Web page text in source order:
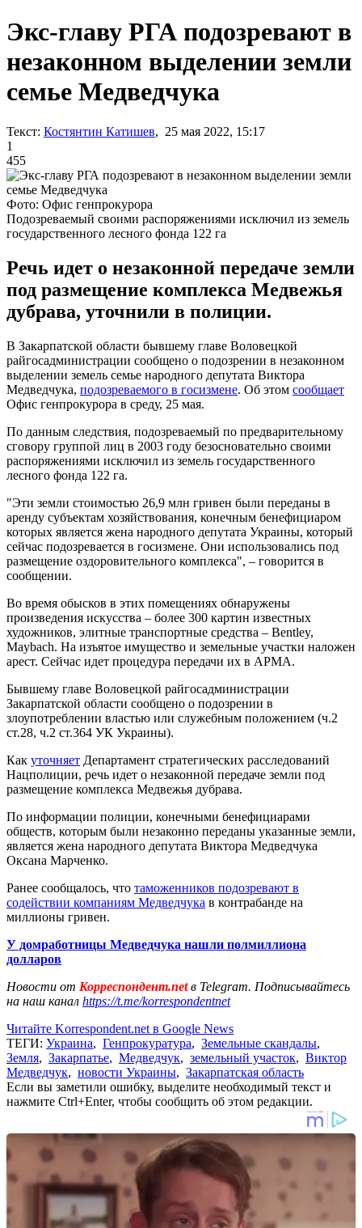
Экс-главу РГА подозревают в
незаконном выделении земли
семье Медведчука
Текст: Костянтин Катишев, 25 мая 2022, 15:17
1
455
Фото: Офис генпрокурора
Подозреваемый своими распоряжениями исключил из земель
государственного лесного фонда 122 га
Речь идет о незаконной передаче земли
под размещение комплекса Медвежья
дубрава, уточнили в полиции.
В Закарпатской области бывшему главе Воловецкой
райгосадминистрации сообщено о подозрении в незаконном
выделении земель семье народного депутата Виктора
Медведчука, подозреваемого в госизмене. Об этом сообщает
Офис генпрокурора в среду, 25 мая.
По данным следствия, подозреваемый по предварительному
сговору группой лиц в 2003 году безосновательно своими
распоряжениями исключил из земель государственного
лесного фонда 122 га.
"Эти земли стоимостью 26,9 млн гривен были переданы в
аренду субъектам хозяйствования, конечным бенефициаром
которых является жена народного депутата Украины, который
сейчас подозревается в госизмене. Они использовались под
размещение оздоровительного комплекса", – говорится в
сообщении.
Во время обысков в этих помещениях обнаружены
произведения искусства – более 300 картин известных
художников, элитные транспортные средства – Bentley,
Maybach. На изъятое имущество и земельные участки наложен
арест. Сейчас идет процедура передачи их в АРМА.
Бывшему главе Воловецкой райгосадминистрации
Закарпатской области сообщено о подозрении в
злоупотреблении властью или служебным положением (ч.2
ст.28, ч.2 ст.364 УК Украины).
Как уточняет Департамент стратегических расследований
Нацполиции, речь идет о незаконной передаче земли под
размещение комплекса Медвежья дубрава.
По информации полиции, конечными бенефициарами
обществ, которым были незаконно переданы указанные земли,
является жена народного депутата Виктора Медведчука
Оксана Марченко.
Ранее сообщалось, что таможенников подозревают в
содействии компаниям Медведчука в контрабанде на
миллионы гривен.
У домработницы Медведчука нашли полмиллиона
долларов
Новости от Корреспондент.netв Telegram. Подписывайтесь
на наш канал https://t.me/korrespondentnet
Читайте Korrespondent.net в Google News
ТЕГИ: Украина, Генпрокуратура, Земельные скандалы,
Земля, Закарпатье, Медведчук, земельный участок, Виктор
Медведчук, новости Украины, Закарпатская область
Если вы заметили ошибку, выделите необходимый текст и
нажмите Ctrl+Enter, чтобы сообщить об этом редакции.